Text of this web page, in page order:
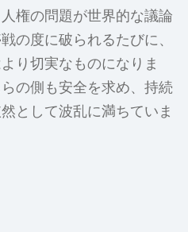
権の問題が世界的な議論
の度に破られるたびに、
り切実なものになりま
の側も安全を求め、持続
として波乱に満ちていま